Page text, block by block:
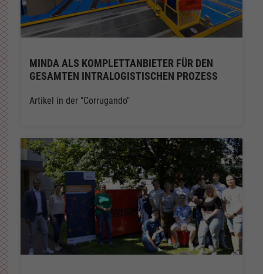
MINDA ALS KOMPLETTANBIETER FÜR DEN
GESAMTEN INTRALOGISTISCHEN PROZESS
Artikel in der "Corrugando"